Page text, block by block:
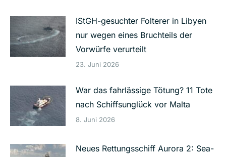
IStGH-gesuchter Folterer in Libyen
nur wegen eines Bruchteils der
Vorwürfe verurteilt
23. Juni 2026
War das fahrlässige Tötung? 11 Tote
nach Schiffsunglück vor Malta
8. Juni 2026
Neues Rettungsschiff Aurora 2: Sea-